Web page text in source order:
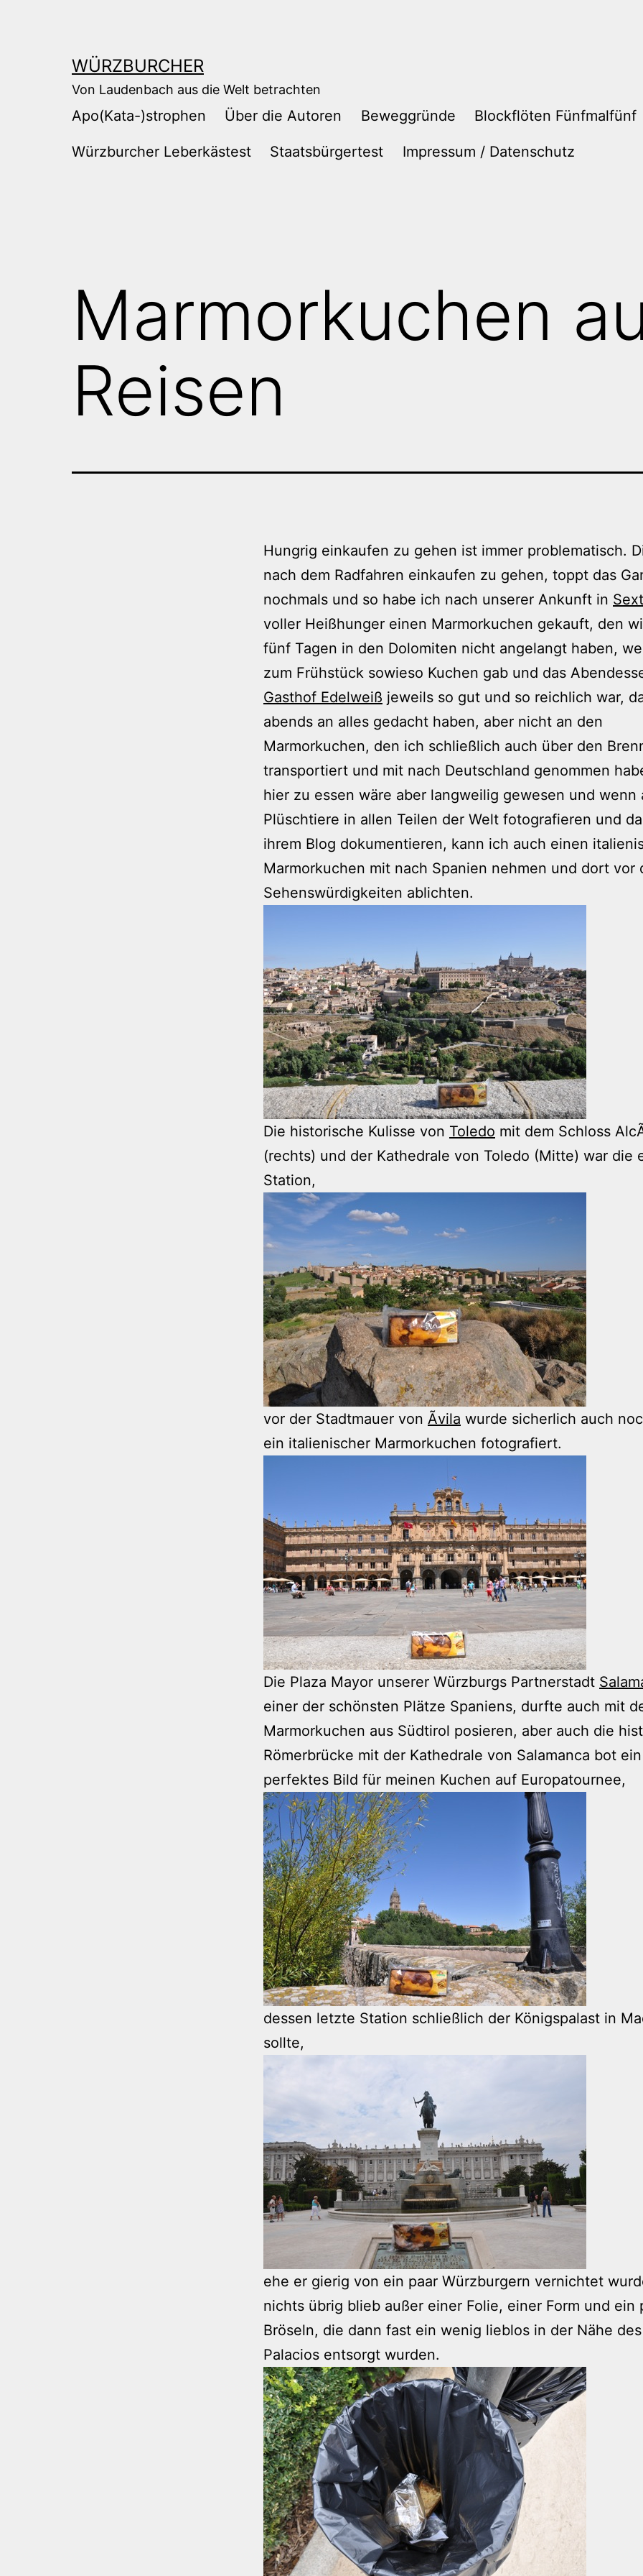
WÜRZBURCHER
Von Laudenbach aus die Welt betrachten
Apo(Kata-)strophen Über die Autoren Beweggründe Blockflöten Fünfmalfünf
Würzburcher Leberkästest Staatsbürgertest Impressum / Datenschutz
Marmorkuchen
Reisen
Hungrig einkaufen zu gehen ist immer problematisch.
nach dem Radfahren einkaufen zu gehen, toppt das
nochmals und so habe ich nach unserer Ankunft in
voller Heißhunger einen Marmorkuchen gekauft, den
fünf Tagen in den Dolomiten nicht angelangt haben,
zum Frühstück sowieso Kuchen gab und das
Gasthof Edelweiß jeweils so gut und so reichlich war,
abends an alles gedacht haben, aber nicht an den
Marmorkuchen, den ich schließlich auch über den
transportiert und mit nach Deutschland genommen
hier zu essen wäre aber langweilig gewesen und wenn
Plüschtiere in allen Teilen der Welt fotografieren und
ihrem Blog dokumentieren, kann ich auch einen
Marmorkuchen mit nach Spanien nehmen und dort vor
Sehenswürdigkeiten ablichten.
Die historische Kulisse von Toledo mit dem Schloss
(rechts) und der Kathedrale von Toledo (Mitte) war die
Station,
vor der Stadtmauer von Ãvila wurde sicherlich auch
ein italienischer Marmorkuchen fotografiert.
Die Plaza Mayor unserer Würzburgs Partnerstadt
einer der schönsten Plätze Spaniens, durfte auch mit
Marmorkuchen aus Südtirol posieren, aber auch die
Römerbrücke mit der Kathedrale von Salamanca bot ein
perfektes Bild für meinen Kuchen auf Europatournee,
dessen letzte Station schließlich der Königspalast in
sollte,
ehe er gierig von ein paar Würzburgern vernichtet
nichts übrig blieb außer einer Folie, einer Form und ein
Bröseln, die dann fast ein wenig lieblos in der Nähe des
Palacios entsorgt wurden.